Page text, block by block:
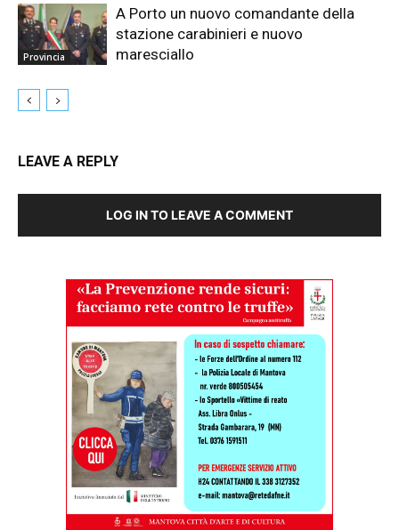
Provincia
A Porto un nuovo comandante della
stazione carabinieri e nuovo
maresciallo
LEAVE A REPLY
LOG IN TO LEAVE A COMMENT